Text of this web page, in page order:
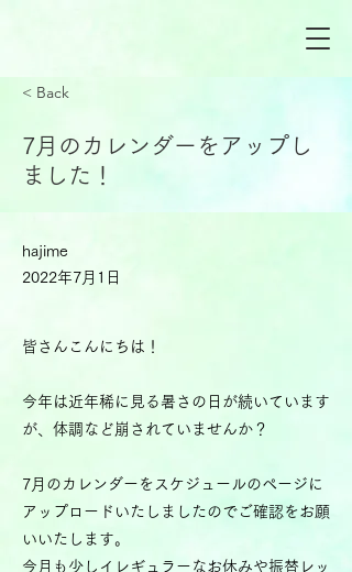
< Back
7月のカレンダーをアップし
ました！
hajime
2022年7月1日
皆さんこんにちは！
今年は近年稀に見る暑さの日が続いています
が、体調など崩されていませんか？
7月のカレンダーをスケジュールのページに
アップロードいたしましたのでご確認をお願
いいたします。
今月も少しイレギュラーなお休みや振替レッ